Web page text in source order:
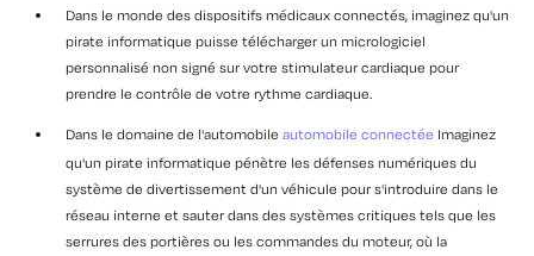
Dans le monde des dispositifs médicaux connectés, imaginez qu'un
pirate informatique puisse télécharger un micrologiciel
personnalisé non signé sur votre stimulateur cardiaque pour
prendre le contrôle de votre rythme cardiaque.
Dans le domaine de l'automobile automobile connectée Imaginez
qu'un pirate informatique pénètre les défenses numériques du
système de divertissement d'un véhicule pour s'introduire dans le
réseau interne et sauter dans des systèmes critiques tels que les
serrures des portières ou les commandes du moteur, où la